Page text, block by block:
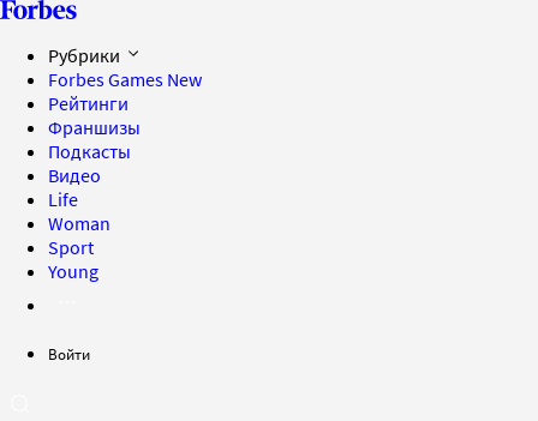
Рубрики
Forbes Games New
Рейтинги
Франшизы
Подкасты
Видео
Life
Woman
Sport
Young
Войти